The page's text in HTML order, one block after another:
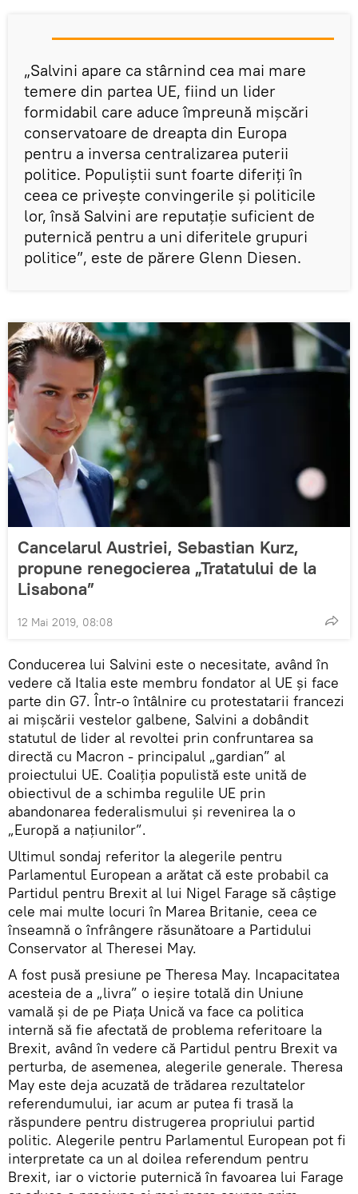
„Salvini apare ca stârnind cea mai mare
temere din partea UE, fiind un lider
formidabil care aduce împreună mișcări
conservatoare de dreapta din Europa
pentru a inversa centralizarea puterii
politice. Populiștii sunt foarte diferiți în
ceea ce privește convingerile și politicile
lor, însă Salvini are reputaţie suficient de
puternică pentru a uni diferitele grupuri
politice”, este de părere Glenn Diesen.
Cancelarul Austriei, Sebastian Kurz,
propune renegocierea „Tratatului de la
Lisabona”
12 Mai 2019, 08:08
Conducerea lui Salvini este o necesitate, având în
vedere că Italia este membru fondator al UE și face
parte din G7. Într-o întâlnire cu protestatarii francezi
ai mişcării vestelor galbene, Salvini a dobândit
statutul de lider al revoltei prin confruntarea sa
directă cu Macron - principalul „gardian” al
proiectului UE. Coaliția populistă este unită de
obiectivul de a schimba regulile UE prin
abandonarea federalismului și revenirea la o
„Europă a națiunilor”.
Ultimul sondaj referitor la alegerile pentru
Parlamentul European a arătat că este probabil ca
Partidul pentru Brexit al lui Nigel Farage să câștige
cele mai multe locuri în Marea Britanie, ceea ce
înseamnă o înfrângere răsunătoare a Partidului
Conservator al Theresei May.
A fost pusă presiune pe Theresa May. Incapacitatea
acesteia de a „livra” o ieşire totală din Uniune
vamală și de pe Piața Unică va face ca politica
internă să fie afectată de problema referitoare la
Brexit, având în vedere că Partidul pentru Brexit va
perturba, de asemenea, alegerile generale. Theresa
May este deja acuzată de trădarea rezultatelor
referendumului, iar acum ar putea fi trasă la
răspundere pentru distrugerea propriului partid
politic. Alegerile pentru Parlamentul European pot fi
interpretate ca un al doilea referendum pentru
Brexit, iar o victorie puternică în favoarea lui Farage